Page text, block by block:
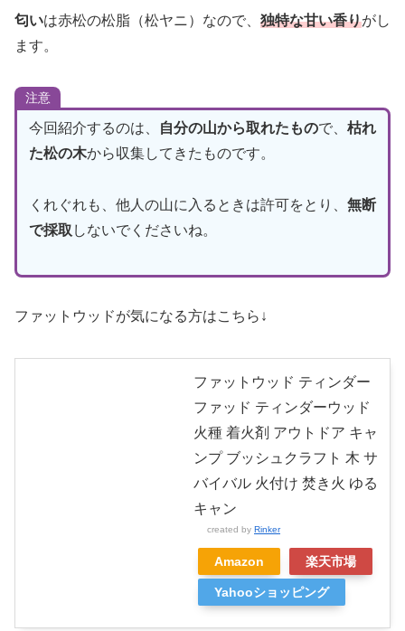
匂いは赤松の松脂（松ヤニ）なので、 独特な甘い香りがし
ます。
注意
今回紹介するのは、 自分の山から取れたもので、 枯れ
た松の木から収集してきたものです。
くれぐれも、他人の山に入るときは許可をとり、 無断
で採取 しないでくださいね。
ファットウッドが気になる方はこちら↓
ファットウッド ティンダー
ファッド ティンダーウッド
火種 着火剤 アウトドア キャ
ンプ ブッシュクラフト 木 サ
バイバル 火付け 焚き火 ゆる
キャン
created by Rinker
Amazon 楽天市場
Yahooショッピング